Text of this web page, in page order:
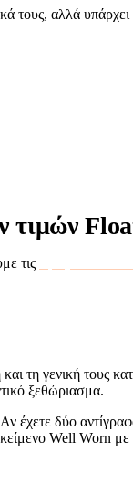
αλλά
τιμών
τις
τη γενική τους
ξεθώριασμα.
έχετε δύο
Well Worn